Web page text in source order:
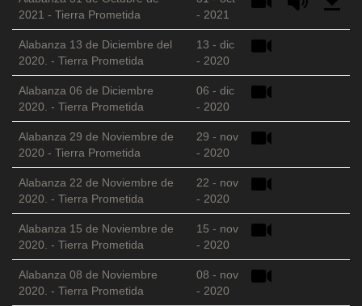
2021 - Tierra Prometida
- 2021
Alabanza 13 de Diciembre del
2020. - Tierra Prometida
13 - dic
- 2020
Alabanza 06 de Diciembre
2020. - Tierra Prometida
06 - dic
- 2020
Alabanza 29 de Noviembre de
2020 - Tierra Prometida
29 - nov
- 2020
Alabanza 22 de Noviembre de
2020. - Tierra Prometida
22 - nov
- 2020
Alabanza 15 de Noviembre de
2020. - Tierra Prometida
15 - nov
- 2020
Alabanza 08 de Noviembre
2020. - Tierra Prometida
08 - nov
- 2020